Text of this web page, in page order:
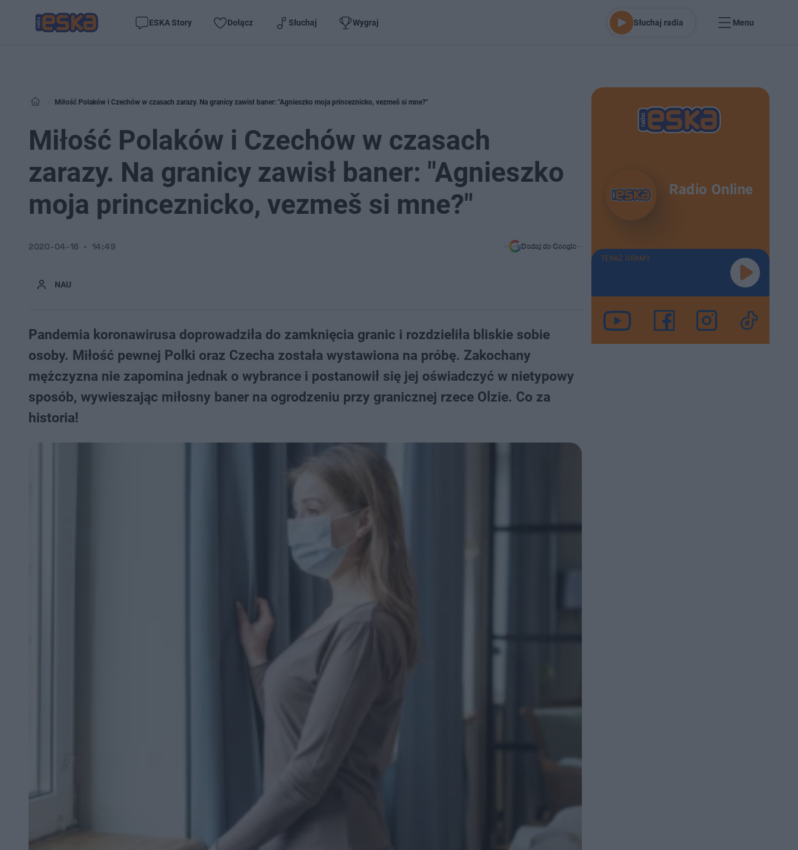
ESKA Story Dołącz Słuchaj Wygraj Słuchaj radia Menu
Miłość Polaków i Czechów w czasach zarazy. Na granicy zawisł baner: "Agnieszko moja princeznicko, vezmeš si mne?"
Miłość Polaków i Czechów w czasach
zarazy. Na granicy zawisł baner: "Agnieszko
moja princeznicko, vezmeš si mne?"
NAU
2020-04-16 14:49 Dodaj do Google
Pandemia koronawirusa doprowadziła do zamknięcia granic i rozdzieliła bliskie sobie
osoby. Miłość pewnej Polki oraz Czecha została wystawiona na próbę. Zakochany
mężczyzna nie zapomina jednak o wybrance i postanowił się jej oświadczyć w nietypowy
sposób, wywieszając miłosny baner na ogrodzeniu przy granicznej rzece Olzie. Co za
historia!
Radio Online
TERAZ GRAMY